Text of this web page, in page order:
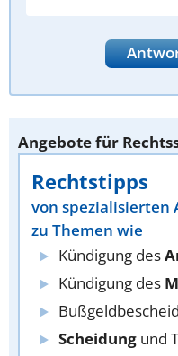
Angebote für
Rechtstipps
von spezialisierten
zu Themen wie
Kündigung des
Kündigung des
Scheidung und